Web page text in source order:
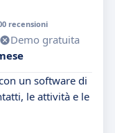
recensioni
Demo gratuita
un software di
le attività e le